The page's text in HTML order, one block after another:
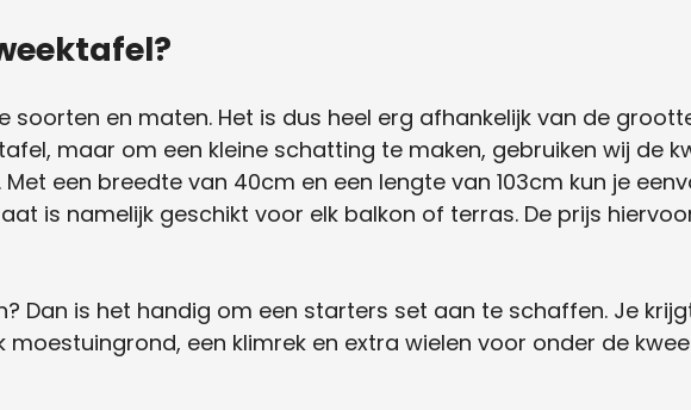
soorten en maten. Het is dus heel erg afhankelijk van de
maar om een kleine schatting te maken, gebruiken wij de
een breedte van 40cm en een lengte van 103cm kun je
is namelijk geschikt voor elk balkon of terras. De prijs
Dan is het handig om een starters set aan te schaffen. Je
een klimrek en extra wielen voor onder de